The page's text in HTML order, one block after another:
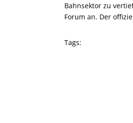
Bahnsektor zu
Forum an. Der
Tags: